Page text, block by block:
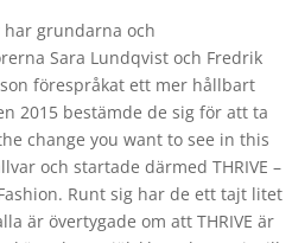
har grundarna och
Sara Lundqvist och Fredrik
förespråkat ett mer hållbart
2015 bestämde de sig för att ta
change you want to see in this
och startade därmed THRIVE –
Runt sig har de ett tajt litet
är övertygade om att THRIVE är